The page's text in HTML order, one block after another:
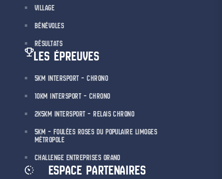
VILLAGE
BÉNÉVOLES
RÉSULTATS
LES ÉPREUVES
5KM INTERSPORT – CHRONO
10KM INTERSPORT – CHRONO
2X5KM INTERSPORT – RELAIS CHRONO
5KM – FOULÉES ROSES DU POPULAIRE LIMOGES
MÉTROPOLE
CHALLENGE ENTREPRISES ORANO
ESPACE PARTENAIRES